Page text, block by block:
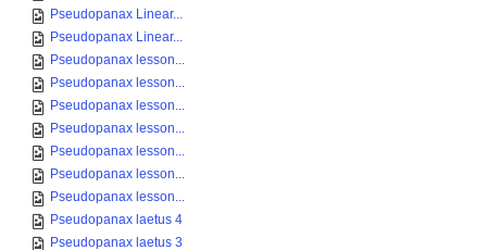
Pseudopanax Linear...
Pseudopanax Linear...
Pseudopanax lesson...
Pseudopanax lesson...
Pseudopanax lesson...
Pseudopanax lesson...
Pseudopanax lesson...
Pseudopanax lesson...
Pseudopanax lesson...
Pseudopanax laetus 4
Pseudopanax laetus 3